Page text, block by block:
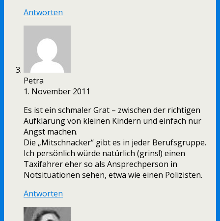
Antworten
Petra
1. November 2011
Es ist ein schmaler Grat – zwischen der richtigen
Aufklärung von kleinen Kindern und einfach nur
Angst machen.
Die „Mitschnacker“ gibt es in jeder Berufsgruppe.
Ich persönlich würde natürlich (grins!) einen
Taxifahrer eher so als Ansprechperson in
Notsituationen sehen, etwa wie einen Polizisten.
Antworten